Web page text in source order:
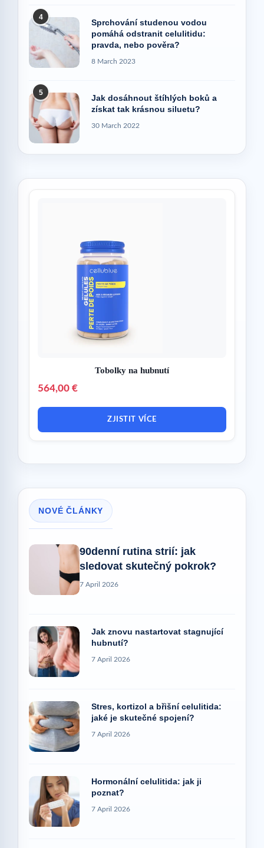
4
Sprchování studenou vodou
pomáhá odstranit celulitidu:
pravda, nebo pověra?
8 March 2023
5
Jak dosáhnout štíhlých boků a
získat tak krásnou siluetu?
30 March 2022
Tobolky na hubnutí
564,00 €
ZJISTIT VÍCE
NOVÉ ČLÁNKY
90denní rutina strií: jak
sledovat skutečný pokrok?
7 April 2026
Jak znovu nastartovat stagnující
hubnutí?
7 April 2026
Stres, kortizol a břišní celulitida:
jaké je skutečné spojení?
7 April 2026
Hormonální celulitida: jak ji
poznat?
7 April 2026